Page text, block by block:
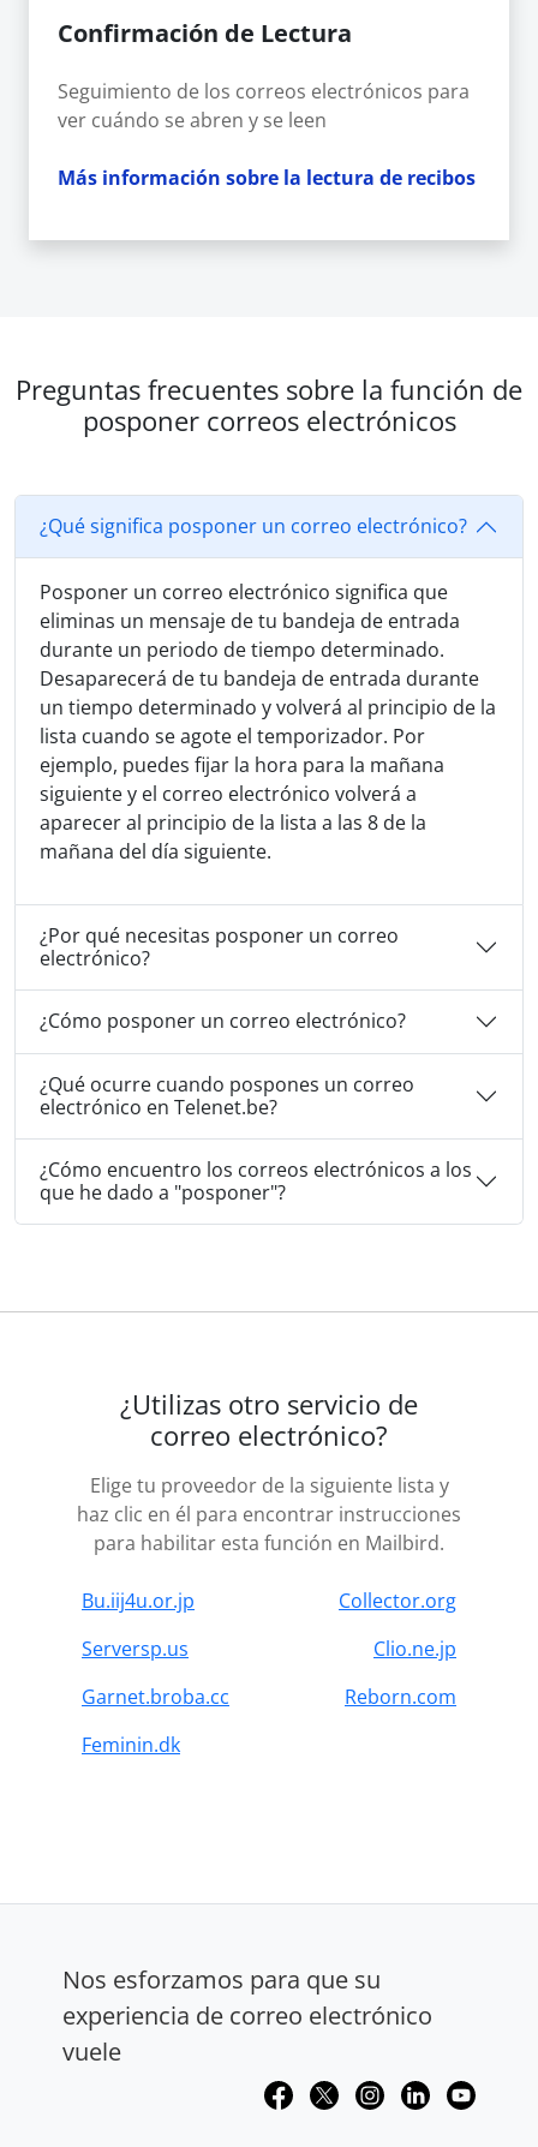
Confirmación de Lectura
Seguimiento de los correos electrónicos para
ver cuándo se abren y se leen
Más información sobre la lectura de recibos
Preguntas frecuentes sobre la función de
posponer correos electrónicos
¿Qué significa posponer un correo electrónico?
Posponer un correo electrónico significa que
eliminas un mensaje de tu bandeja de entrada
durante un periodo de tiempo determinado.
Desaparecerá de tu bandeja de entrada durante
un tiempo determinado y volverá al principio de la
lista cuando se agote el temporizador. Por
ejemplo, puedes fijar la hora para la mañana
siguiente y el correo electrónico volverá a
aparecer al principio de la lista a las 8 de la
mañana del día siguiente.
¿Por qué necesitas posponer un correo
electrónico?
¿Cómo posponer un correo electrónico?
¿Qué ocurre cuando pospones un correo
electrónico en Telenet.be?
¿Cómo encuentro los correos electrónicos a los
que he dado a "posponer"?
¿Utilizas otro servicio de
correo electrónico?
Elige tu proveedor de la siguiente lista y
haz clic en él para encontrar instrucciones
para habilitar esta función en Mailbird.
Bu.iij4u.or.jp
Collector.org
Serversp.us
Clio.ne.jp
Garnet.broba.cc
Reborn.com
Feminin.dk
Nos esforzamos para que su
experiencia de correo electrónico
vuele